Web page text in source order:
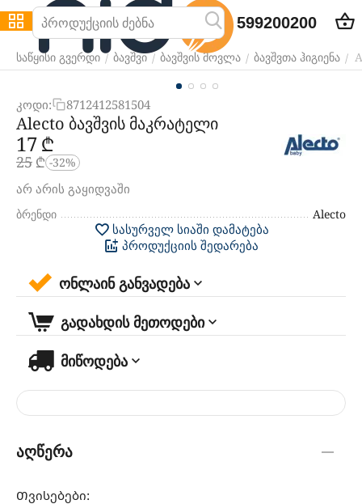
599200200
საწყისი გვერდი / ბავშვი / ბავშვის მოვლა / ბავშვთა ჰიგიენა /
კოდი: 8712412581504
Alecto ბავშვის მაკრატელი
‍17‍₾
‍25‍ ₾ -32%
არ არის გაყიდვაში
ბრენდი Alecto
სასურველ სიაში დამატება
პროდუქციის შედარება
ონლაინ განვადება
გადახდის მეთოდები
მიწოდება
აღწერა
Თვისებები: